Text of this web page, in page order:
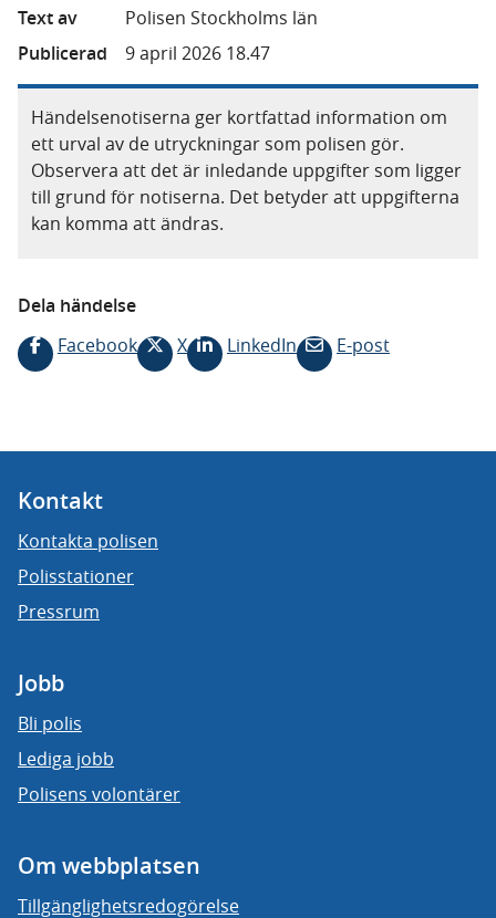
Text av
Polisen Stockholms län
Publicerad
9 april 2026 18.47
Händelsenotiserna ger kortfattad information om
ett urval av de utryckningar som polisen gör.
Observera att det är inledande uppgifter som ligger
till grund för notiserna. Det betyder att uppgifterna
kan komma att ändras.
Dela händelse
Facebook
X LinkedIn E-post
Kontakt
Kontakta polisen
Polisstationer
Pressrum
Jobb
Bli polis
Lediga jobb
Polisens volontärer
Om webbplatsen
Tillgänglighetsredogörelse